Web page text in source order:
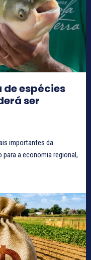
espécies
ser
importantes da
a economia regional,